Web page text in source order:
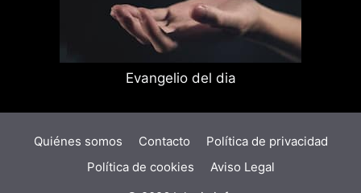
Evangelio del dia
Quiénes somos Contacto
Política de privacidad
Política de cookies
Aviso Legal